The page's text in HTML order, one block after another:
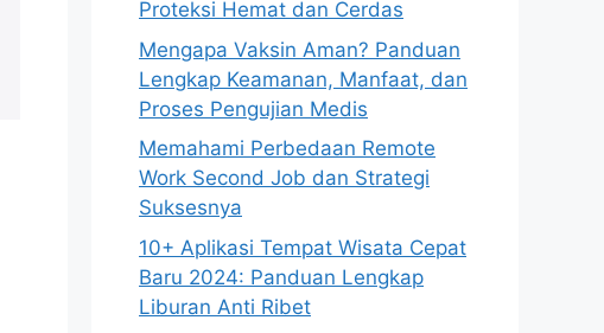
Proteksi Hemat dan Cerdas
Mengapa Vaksin Aman? Panduan
Lengkap Keamanan, Manfaat, dan
Proses Pengujian Medis
Memahami Perbedaan Remote
Work Second Job dan Strategi
Suksesnya
10+ Aplikasi Tempat Wisata Cepat
Baru 2024: Panduan Lengkap
Liburan Anti Ribet